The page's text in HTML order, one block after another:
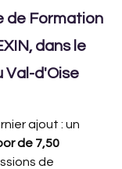
de Formation
dans le
Val-d'Oise
ajout : un
de 7,50
de